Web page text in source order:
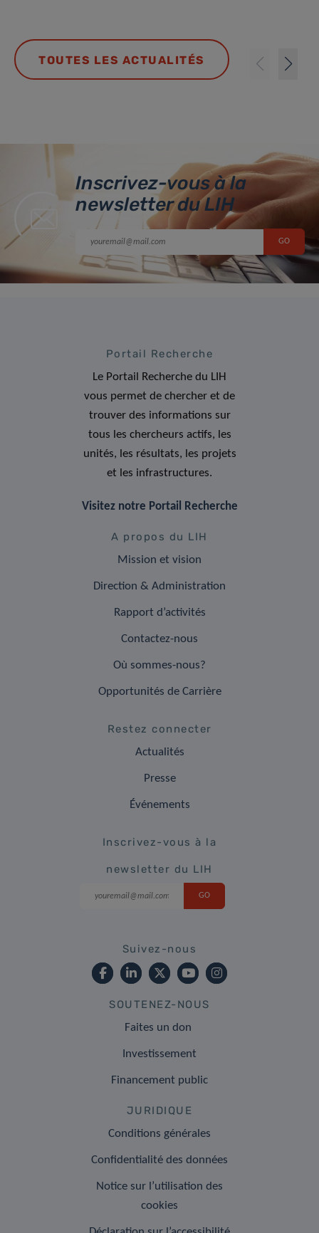
TOUTES LES ACTUALITÉS
Inscrivez-vous à la
newsletter du LIH
Portail Recherche
Le Portail Recherche du LIH
vous permet de chercher et de
trouver des informations sur
tous les chercheurs actifs, les
unités, les résultats, les projets
et les infrastructures.
Visitez notre Portail Recherche
A propos du LIH
Mission et vision
Direction & Administration
Rapport d’activités
Contactez-nous
Où sommes-nous?
Opportunités de Carrière
Restez connecter
Actualités
Presse
Événements
Inscrivez-vous à la
newsletter du LIH
Suivez-nous
SOUTENEZ-NOUS
Faites un don
Investissement
Financement public
JURIDIQUE
Conditions générales
Confidentialité des données
Notice sur l’utilisation des
cookies